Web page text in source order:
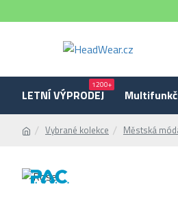
LETNÍ VÝPRODEJ
1200+
Vybrané kolekce Městská